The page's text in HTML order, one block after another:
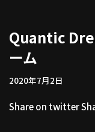
プ
Quantic
ーム
2020年7月2日
Share on twitter